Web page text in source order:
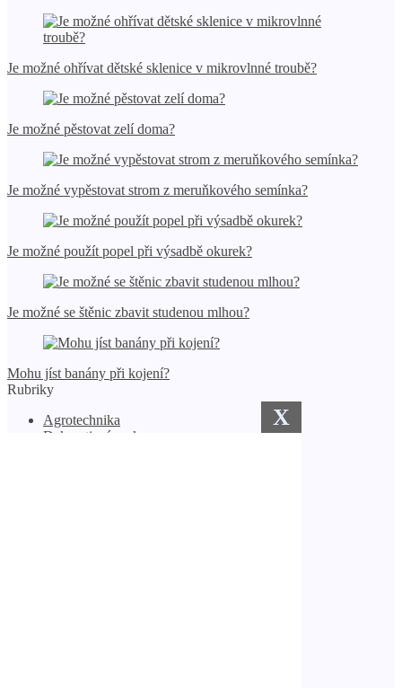
X
Je možné ohřívat dětské sklenice v mikrovlnné troubě?
Je možné pěstovat zelí doma?
Je možné vypěstovat strom z meruňkového semínka?
Je možné použít popel při výsadbě okurek?
Je možné se štěnic zbavit studenou mlhou?
Mohu jíst banány při kojení?
Rubriky
Agrotechnika
Dekorativní prvky